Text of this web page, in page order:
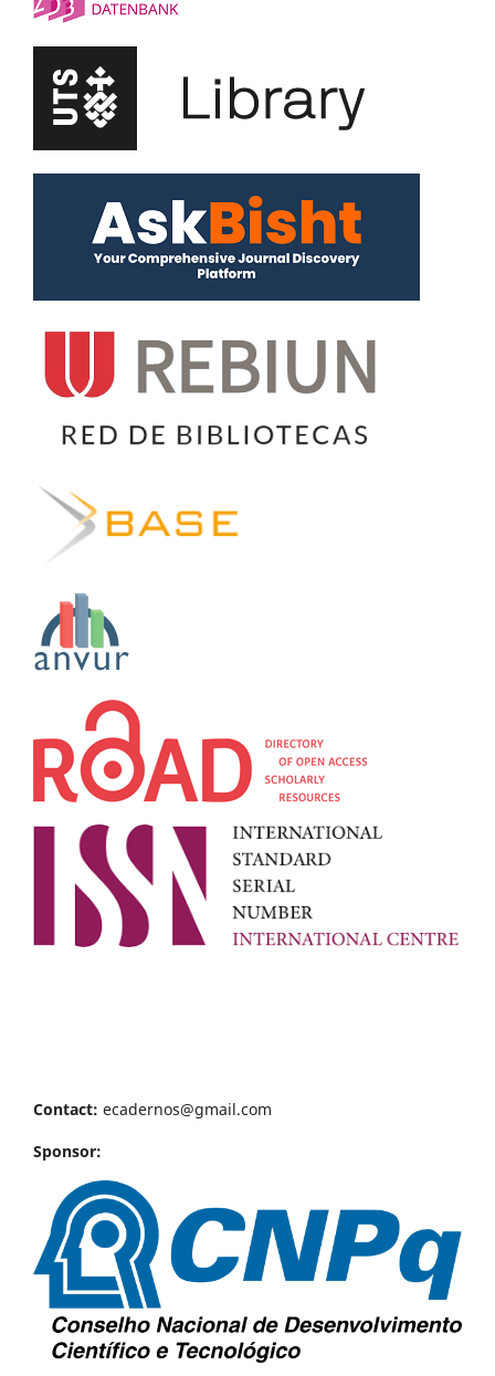
Contact: ecadernos@gmail.com
Sponsor: